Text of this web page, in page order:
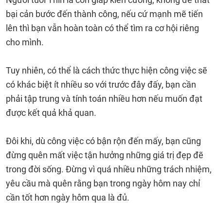
bại cản bước đến thành công, nếu cứ mạnh mẽ tiến
lên thì bạn vẫn hoàn toàn có thể tìm ra cơ hội riêng
cho mình.
Tuy nhiên, có thể là cách thức thực hiện công việc sẽ
có khác biệt ít nhiều so với trước đây đấy, bạn cần
phải tập trung và tính toán nhiều hơn nếu muốn đạt
được kết quả khả quan.
Đôi khi, dù công việc có bận rộn đến mấy, bạn cũng
đừng quên mất việc tận hưởng những giá trị đẹp đẽ
trong đời sống. Đừng vì quá nhiều những trách nhiệm,
yêu cầu mà quên rằng bạn trong ngày hôm nay chỉ
cần tốt hơn ngày hôm qua là đủ.